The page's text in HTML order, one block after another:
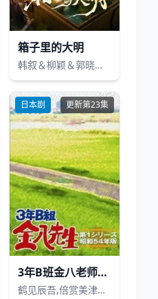
箱子里的大明
韩叙＆柳颖＆郭晓宇＆王俊华
日本剧 更新第23集
3年B班金八老师第一季
鹤见辰吾,倍赏美津子,武田铁矢,三原顺子,藤田瞳子